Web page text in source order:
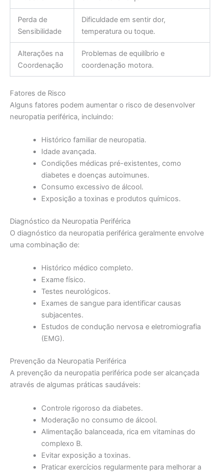
Perda de
Sensibilidade
Dificuldade em sentir dor,
temperatura ou toque.
Alterações na
Coordenação
Problemas de equilíbrio e
coordenação motora.
Fatores de Risco
Alguns fatores podem aumentar o risco de desenvolver
neuropatia periférica, incluindo:
Histórico familiar de neuropatia.
Idade avançada.
Condições médicas pré-existentes, como
diabetes e doenças autoimunes.
Consumo excessivo de álcool.
Exposição a toxinas e produtos químicos.
Diagnóstico da Neuropatia Periférica
O diagnóstico da neuropatia periférica geralmente envolve
uma combinação de:
Histórico médico completo.
Exame físico.
Testes neurológicos.
Exames de sangue para identificar causas
subjacentes.
Estudos de condução nervosa e eletromiografia
(EMG).
Prevenção da Neuropatia Periférica
A prevenção da neuropatia periférica pode ser alcançada
através de algumas práticas saudáveis:
Controle rigoroso da diabetes.
Moderação no consumo de álcool.
Alimentação balanceada, rica em vitaminas do
complexo B.
Evitar exposição a toxinas.
Praticar exercícios regularmente para melhorar a